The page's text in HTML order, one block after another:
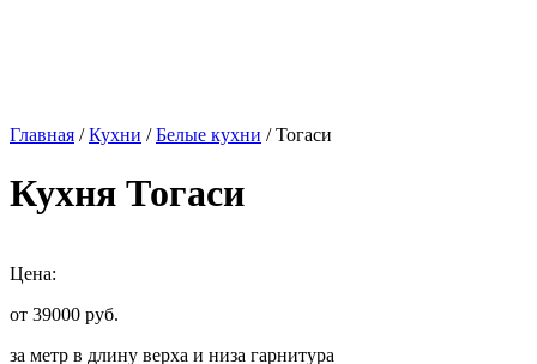
Главная /Кухни /Белые кухни / Тогаси
Кухня Тогаси
Цена:
от 39000 руб.
за метр в длину верха и низа гарнитура